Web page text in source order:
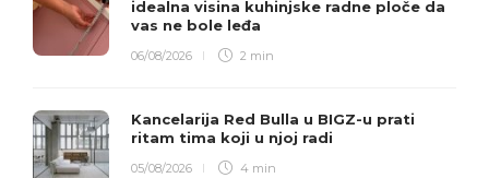
idealna visina kuhinjske radne ploče da
vas ne bole leđa
06/08/2026 2 min
Kancelarija Red Bulla u BIGZ-u prati
ritam tima koji u njoj radi
05/08/2026 4 min